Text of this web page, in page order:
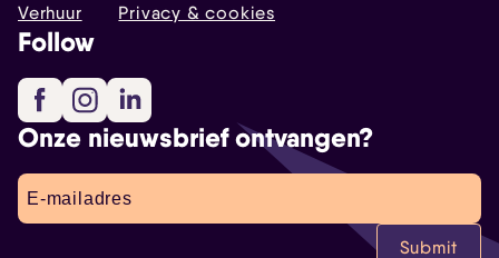
Verhuur
Privacy & cookies
Follow
FacebookInstagram
Onze nieuwsbrief ontvangen?